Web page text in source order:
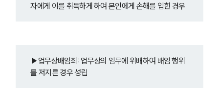
자에게 이를 취득하게 하여 본인에게 손해를 입힌 경우
▶업무상배임죄: 업무상의 임무에 위배하여 배임 행위
를 저지른 경우 성립